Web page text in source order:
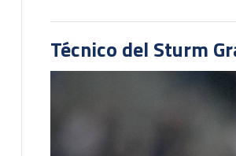
Técnico del Sturm